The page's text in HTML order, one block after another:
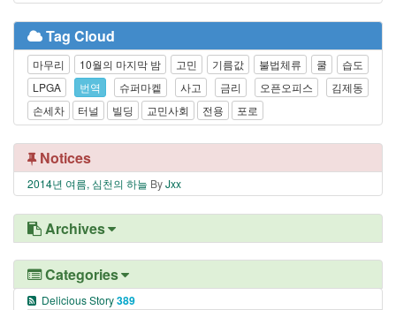
Tag Cloud
마무리 10월의 마지막 밤 고민 기름값 불법체류 쿨
습도
LPGA
번역 슈퍼마켙 사고 금리 오픈오피스
김제동
손세차
터널 빌딩 교민사회 전용 포로
Notices
2014년 여름, 심천의 하늘 ByJxx
Archives
Categories
Delicious Story389